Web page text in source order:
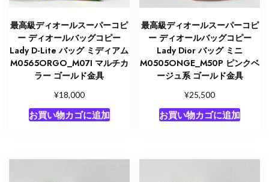
ン
グ
最高級ディオールスーパーコピ
ー ディオールバッグコピー
Lady D-Lite バッグ ミディアム
M0565ORGO_M07I マルチカ
ラー ゴールド金具
¥18,000
お買い物カゴに追加
最高級ディオールスーパーコピ
ー ディオールバッグコピー
Lady Dior バッグ ミニ
M0505ONGE_M50P ピンクベ
ージュ系 ゴールド金具
¥25,500
お買い物カゴに追加